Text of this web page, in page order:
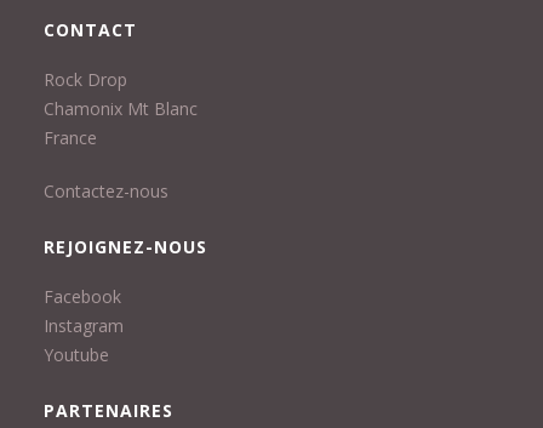
CONTACT
Rock Drop
Chamonix Mt Blanc
France
Contactez-nous
REJOIGNEZ-NOUS
Facebook
Instagram
Youtube
PARTENAIRES